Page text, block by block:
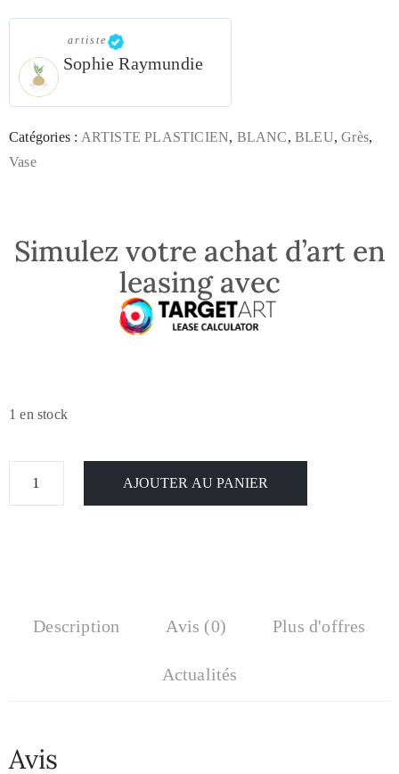
artiste
Sophie Raymundie
Catégories : ARTISTE PLASTICIEN, BLANC,BLEU,Grès,
Vase
Simulez votre achat d’art en
leasing avec
1 en stock
AJOUTER AU PANIER
Description Avis (0) Plus d'offres
Actualités
Avis